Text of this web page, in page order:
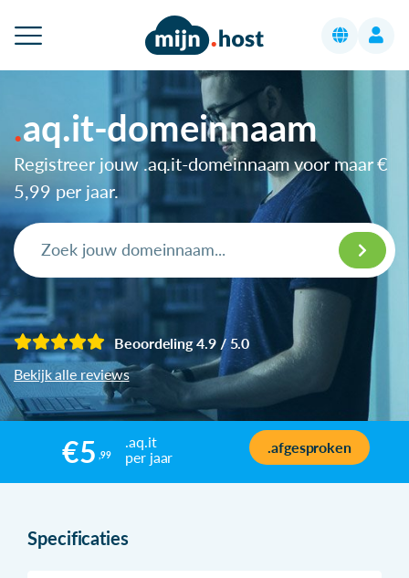
aq.it-domeinnaam
Registreer jouw .aq.it-domeinnaam voor maar€
5,99 per jaar.
Beoordeling 4.9 / 5.0
Bekijk alle reviews
€5 ,99
.aq.it
per jaar
.afgesproken
Specificaties